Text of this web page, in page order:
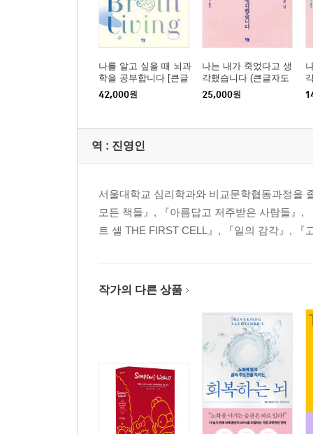
나를 알고 싶을 때 뇌과
학을 공부합니다 [큰글
자도서]
42,000원
나는 내가 죽었다고 생
각했습니다 (큰글자도
서)
25,000원
역 : 진영인
서울대학교 심리학과와 비교문학협동과정을
모든 책들』, 『아름답고 저주받은 사람들』,
트 셀 THE FIRST CELL』, 『일의 감각』, 『
작가의 다른 상품